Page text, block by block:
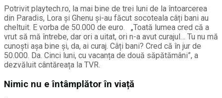
Potrivit playtech.ro, la mai bine de trei luni de la întoarcerea
din Paradis, Lora și Ghenu și-au făcut socoteala câți bani au
cheltuit. E vorba de 50.000 de euro. „Toată lumea cred că a
vrut să mă întrebe, dar ori a uitat, ori n-a avut curajul… Tu nu mă
cunoști așa bine și, da, ai curaj. Câți bani? Cred că în jur de
50.000. Da. Cinci luni, cu vacanța de două săpătămâni”, a
dezvăluit cântăreața la TVR.
Nimic nu e întâmplător în viață